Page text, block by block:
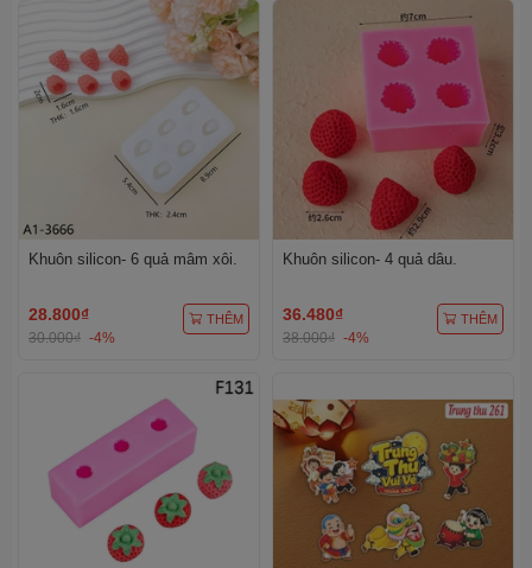
Khuôn silicon- 6 quả mâm xôi.
28.800₫
30.000₫ -4%
THÊM
Khuôn silicon- 4 quả dâu.
36.480₫
38.000₫ -4%
THÊM